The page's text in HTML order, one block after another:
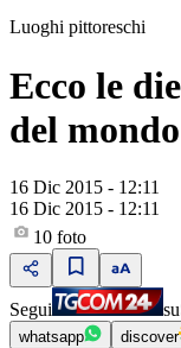
Luoghi pittoreschi
Ecco le
del mondo
16 Dic 2015 - 12:11
16 Dic 2015 - 12:11
10 foto
Segui su
whatsapp discover